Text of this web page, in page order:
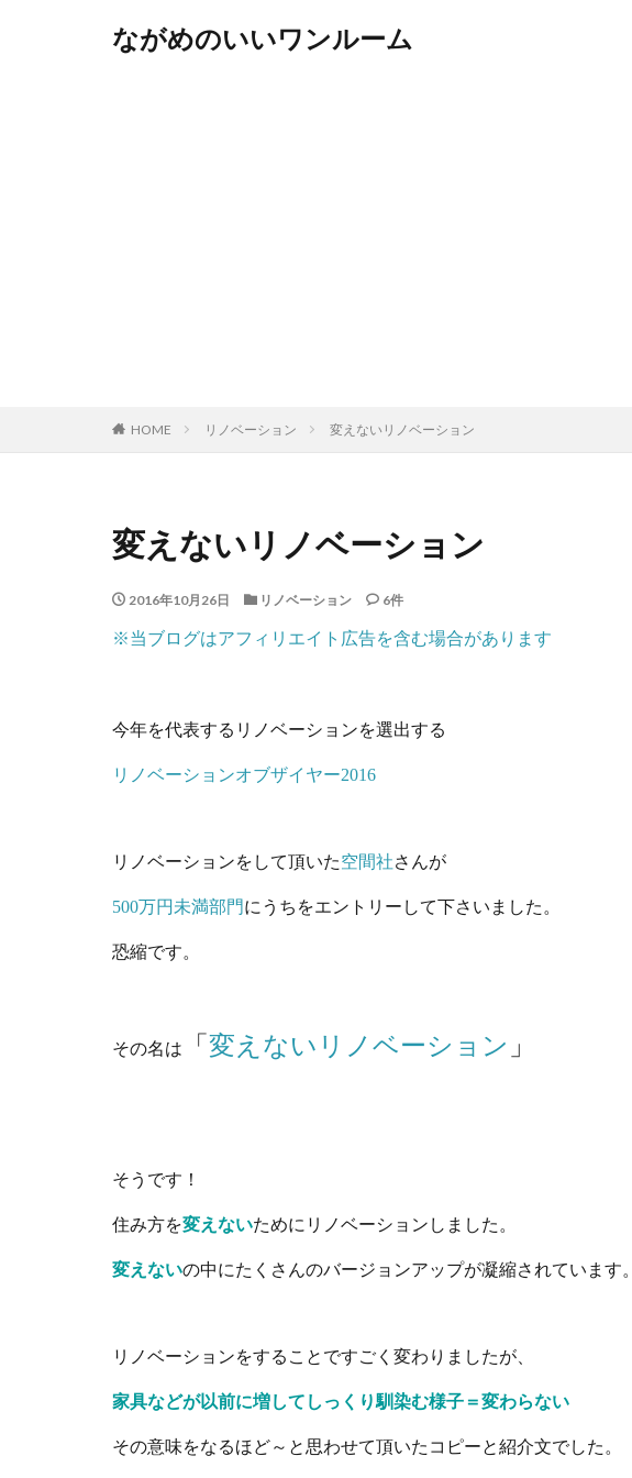
ながめのいいワンルーム
HOME リノベーション 変えないリノベーション
変えないリノベーション
2016年10月26日 リノベーション 6件
※当ブログはアフィリエイト広告を含む場合があります
今年を代表するリノベーションを選出する
リノベーションオブザイヤー2016
リノベーションをして頂いた空間社さんが
500万円未満部門にうちをエントリーして下さいました。
恐縮です。
その名は 「 変えないリノベーション 」
そうです！
住み方を変えないためにリノベーションしました。
変えないの中にたくさんのバージョンアップが凝縮されています。
リノベーションをすることですごく変わりましたが、
家具などが以前に増してしっくり馴染む様子＝変わらない
その意味をなるほど～と思わせて頂いたコピーと紹介文でした。